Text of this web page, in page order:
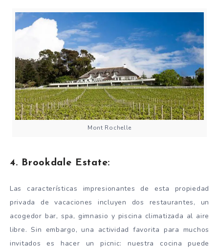
Mont Rochelle
4. Brookdale Estate:
Las características impresionantes de esta propiedad
privada de vacaciones incluyen dos restaurantes, un
acogedor bar, spa, gimnasio y piscina climatizada al aire
libre. Sin embargo, una actividad favorita para muchos
invitados es hacer un picnic: nuestra cocina puede